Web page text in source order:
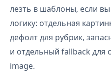
лезть в шаблоны, если
логику: отдельная
дефолт для рубрик,
и отдельный fallback для
image.